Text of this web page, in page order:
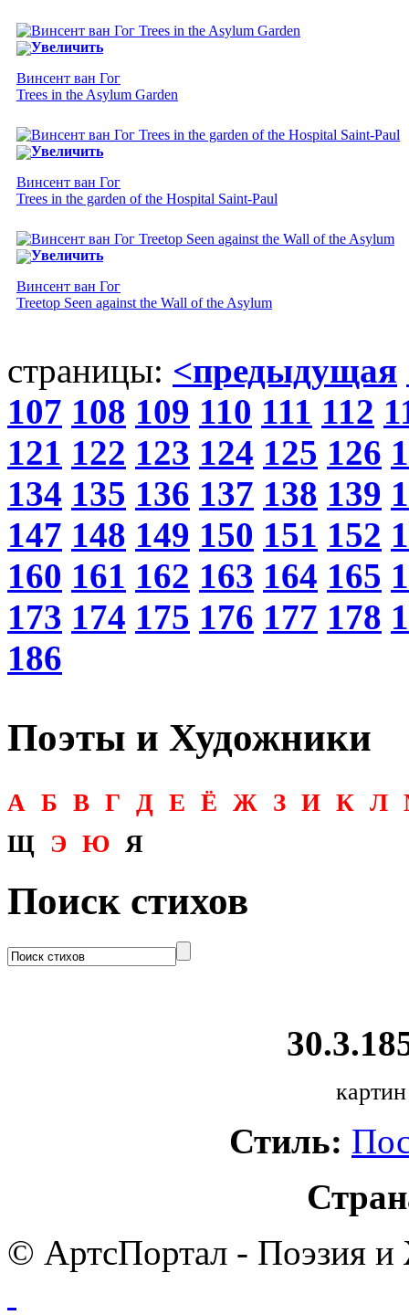
Увеличить
Винсент ван Гог
Trees in the Asylum Garden
Увеличить
Винсент ван Гог
Trees in the garden of the Hospital Saint-Paul
Увеличить
Винсент ван Гог
Treetop Seen against the Wall of the Asylum
страницы: <предыдущая
107 108 109 110 111 112
121 122 123 124 125 126
134 135 136 137 138 139
147 148 149 150 151 152
160 161 162 163 164 165
173 174 175 176 177 178
186
Поэты и Художники
А Б В Г Д Е Ё Ж З И К Л
Щ
Э Ю Я
Поиск стихов
Стиль:
© АртсПортал - Поэзия